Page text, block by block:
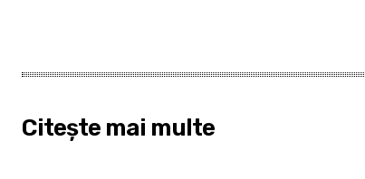
Citește mai multe